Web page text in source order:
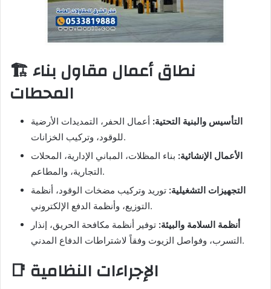
🏗️ نطاق أعمال مقاول بناء
المحطات
التأسيس والبنية التحتية: أعمال الحفر، التمديدات الأرضية
للوقود، وتركيب الخزانات.
الأعمال الإنشائية: بناء المظلات، المباني الإدارية، المحلات
التجارية، والمطاعم.
التجهيزات التشغيلية: توريد وتركيب مضخات الوقود، أنظمة
التوزيع، وأنظمة الدفع الإلكتروني.
أنظمة السلامة والبيئة: توفير أنظمة مكافحة الحريق، إنذار
التسرب، وفواصل الزيوت وفقاً لاشتراطات الدفاع المدني.
📑 الإجراءات النظامية